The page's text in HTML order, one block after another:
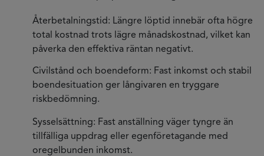
Återbetalningstid: Längre löptid innebär ofta högre
total kostnad trots lägre månadskostnad, vilket kan
påverka den effektiva räntan negativt.
Civilstånd och boendeform: Fast inkomst och stabil
boendesituation ger långivaren en tryggare
riskbedömning.
Sysselsättning: Fast anställning väger tyngre än
tillfälliga uppdrag eller egenföretagande med
oregelbunden inkomst.